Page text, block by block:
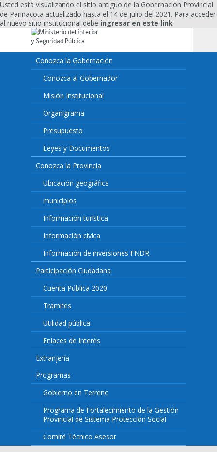
Usted está visualizando el sitio antiguo de la Gobernación Provincial
de Parinacota actualizado hasta el 14 de julio del 2021. Para acceder
al nuevo sitio institucional debe ingresar en este link
Conozca la Gobernación
Conozca al Gobernador
Misión Institucional
Organigrama
Presupuesto
Leyes y Documentos
Conozca la Provincia
Ubicación geográfica
municipios
Información turística
Información cívica
Información de inversiones FNDR
Participación Ciudadana
Cuenta Pública 2020
Trámites
Utilidad pública
Enlaces de Interés
Extranjería
Programas
Gobierno en Terreno
Programa de Fortalecimiento de la Gestión
Provincial de Sistema Protección Social
Comité Técnico Asesor